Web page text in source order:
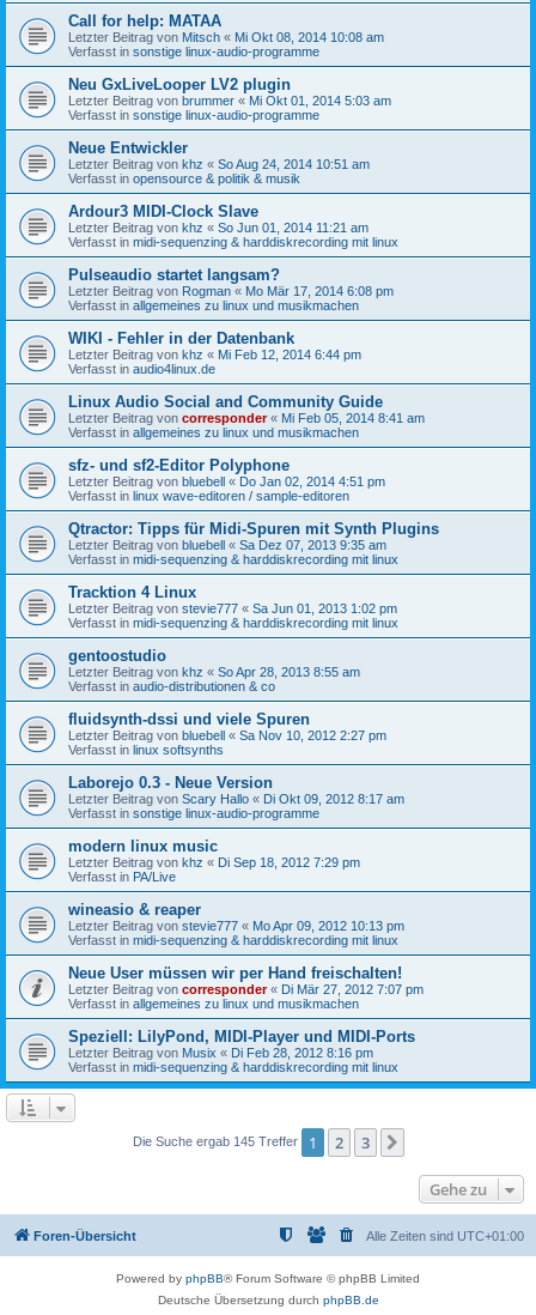
Call for help: MATAA
Letzter Beitrag von Mitsch « Mi Okt 08, 2014 10:08 am
Verfasst in sonstige linux-audio-programme
Neu GxLiveLooper LV2 plugin
Letzter Beitrag von brummer « Mi Okt 01, 2014 5:03 am
Verfasst in sonstige linux-audio-programme
Neue Entwickler
Letzter Beitrag von khz « So Aug 24, 2014 10:51 am
Verfasst in opensource & politik & musik
Ardour3 MIDI-Clock Slave
Letzter Beitrag von khz « So Jun 01, 2014 11:21 am
Verfasst in midi-sequenzing & harddiskrecording mit linux
Pulseaudio startet langsam?
Letzter Beitrag von Rogman « Mo Mär 17, 2014 6:08 pm
Verfasst in allgemeines zu linux und musikmachen
WIKI - Fehler in der Datenbank
Letzter Beitrag von khz « Mi Feb 12, 2014 6:44 pm
Verfasst in audio4linux.de
Linux Audio Social and Community Guide
Letzter Beitrag von corresponder« Mi Feb 05, 2014 8:41 am
Verfasst in allgemeines zu linux und musikmachen
sfz- und sf2-Editor Polyphone
Letzter Beitrag von bluebell « Do Jan 02, 2014 4:51 pm
Verfasst in linux wave-editoren / sample-editoren
Qtractor: Tipps für Midi-Spuren mit Synth Plugins
Letzter Beitrag von bluebell « Sa Dez 07, 2013 9:35 am
Verfasst in midi-sequenzing & harddiskrecording mit linux
Tracktion 4 Linux
Letzter Beitrag von stevie777 « Sa Jun 01, 2013 1:02 pm
Verfasst in midi-sequenzing & harddiskrecording mit linux
gentoostudio
Letzter Beitrag von khz « So Apr 28, 2013 8:55 am
Verfasst in audio-distributionen & co
fluidsynth-dssi und viele Spuren
Letzter Beitrag von bluebell « Sa Nov 10, 2012 2:27 pm
Verfasst in linux softsynths
Laborejo 0.3 - Neue Version
Letzter Beitrag von Scary Hallo « Di Okt 09, 2012 8:17 am
Verfasst in sonstige linux-audio-programme
modern linux music
Letzter Beitrag von khz « Di Sep 18, 2012 7:29 pm
Verfasst in PA/Live
wineasio & reaper
Letzter Beitrag von stevie777 « Mo Apr 09, 2012 10:13 pm
Verfasst in midi-sequenzing & harddiskrecording mit linux
Neue User müssen wir per Hand freischalten!
Letzter Beitrag von corresponder« Di Mär 27, 2012 7:07 pm
Verfasst in allgemeines zu linux und musikmachen
Speziell: LilyPond, MIDI-Player und MIDI-Ports
Letzter Beitrag von Musix « Di Feb 28, 2012 8:16 pm
Verfasst in midi-sequenzing & harddiskrecording mit linux
Die Suche ergab 145 Treffer 1 2 3
Gehe zu
Foren-Übersicht Alle Zeiten sind UTC+01:00
Powered by phpBB® Forum Software © phpBB Limited
Deutsche Übersetzung durch phpBB.de